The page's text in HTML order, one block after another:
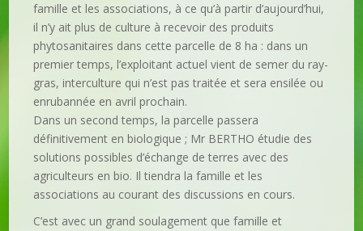
famille et les associations, à ce qu’à partir d’aujourd’hui,
il n’y ait plus de culture à recevoir des produits
phytosanitaires dans cette parcelle de 8 ha : dans un
premier temps, l’exploitant actuel vient de semer du ray-
gras, interculture qui n’est pas traitée et sera ensilée ou
enrubannée en avril prochain.
Dans un second temps, la parcelle passera
définitivement en biologique ; Mr BERTHO étudie des
solutions possibles d’échange de terres avec des
agriculteurs en bio. Il tiendra la famille et les
associations au courant des discussions en cours.
C’est avec un grand soulagement que famille et